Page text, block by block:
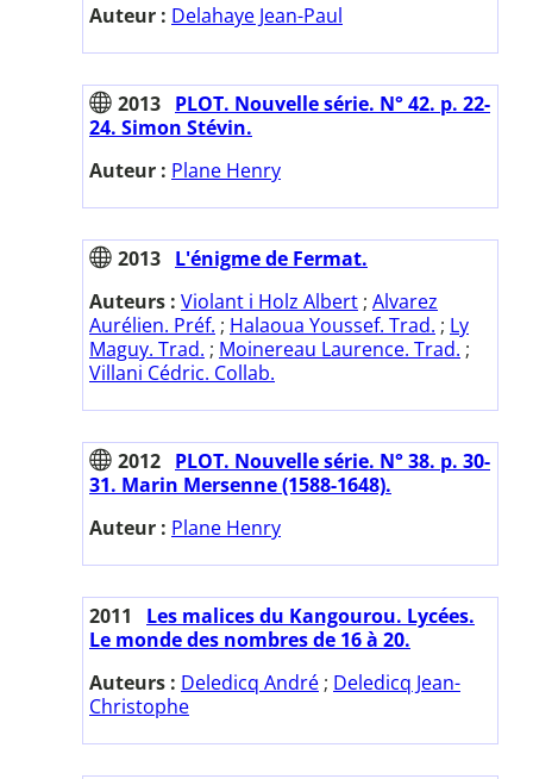
Auteur : Delahaye Jean-Paul
2013 PLOT. Nouvelle série. N° 42. p. 22-
24. Simon Stévin.
Auteur : Plane Henry
2013 L'énigme de Fermat.
Auteurs : Violant i Holz Albert ; Alvarez
Aurélien. Préf. ; Halaoua Youssef. Trad. ; Ly
Maguy. Trad. ; Moinereau Laurence. Trad. ;
Villani Cédric. Collab.
2012 PLOT. Nouvelle série. N° 38. p. 30-
31. Marin Mersenne (1588-1648).
Auteur : Plane Henry
2011
Les malices du Kangourou. Lycées.
Le monde des nombres de 16 à 20.
Auteurs : Deledicq André ; Deledicq Jean-
Christophe